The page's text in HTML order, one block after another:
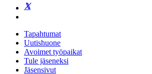
Tapahtumat
Uutishuone
Avoimet työpaikat
Tule jäseneksi
Jäsensivut